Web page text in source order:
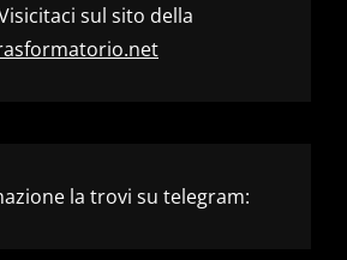
sul sito della
la trovi su telegram: